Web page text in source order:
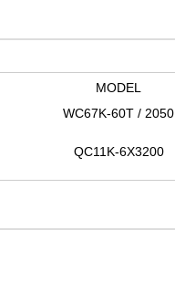
MODEL
WC67K-60T / 2050
QC11K-6X3200